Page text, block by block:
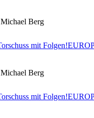
Berg
mit Folgen!
Berg
mit Folgen!